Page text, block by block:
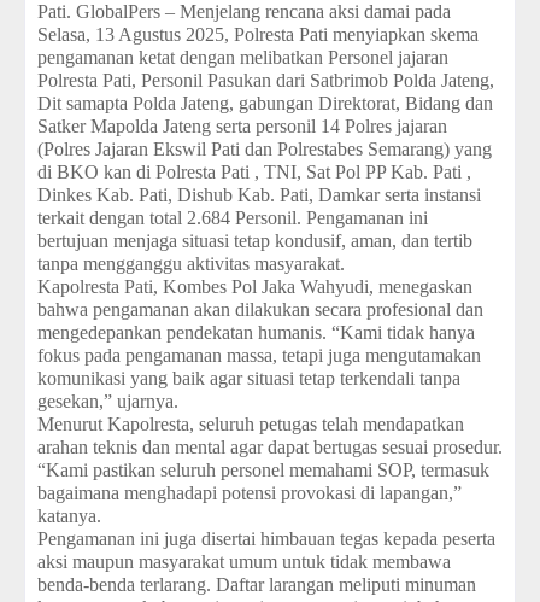
Pati. GlobalPers – Menjelang rencana aksi damai pada
Selasa, 13 Agustus 2025, Polresta Pati menyiapkan skema
pengamanan ketat dengan melibatkan Personel jajaran
Polresta Pati, Personil Pasukan dari Satbrimob Polda Jateng,
Dit samapta Polda Jateng, gabungan Direktorat, Bidang dan
Satker Mapolda Jateng serta personil 14 Polres jajaran
(Polres Jajaran Ekswil Pati dan Polrestabes Semarang) yang
di BKO kan di Polresta Pati , TNI, Sat Pol PP Kab. Pati ,
Dinkes Kab. Pati, Dishub Kab. Pati, Damkar serta instansi
terkait dengan total 2.684 Personil. Pengamanan ini
bertujuan menjaga situasi tetap kondusif, aman, dan tertib
tanpa mengganggu aktivitas masyarakat.
Kapolresta Pati, Kombes Pol Jaka Wahyudi, menegaskan
bahwa pengamanan akan dilakukan secara profesional dan
mengedepankan pendekatan humanis. “Kami tidak hanya
fokus pada pengamanan massa, tetapi juga mengutamakan
komunikasi yang baik agar situasi tetap terkendali tanpa
gesekan,” ujarnya.
Menurut Kapolresta, seluruh petugas telah mendapatkan
arahan teknis dan mental agar dapat bertugas sesuai prosedur.
“Kami pastikan seluruh personel memahami SOP, termasuk
bagaimana menghadapi potensi provokasi di lapangan,”
katanya.
Pengamanan ini juga disertai himbauan tegas kepada peserta
aksi maupun masyarakat umum untuk tidak membawa
benda-benda terlarang. Daftar larangan meliputi minuman